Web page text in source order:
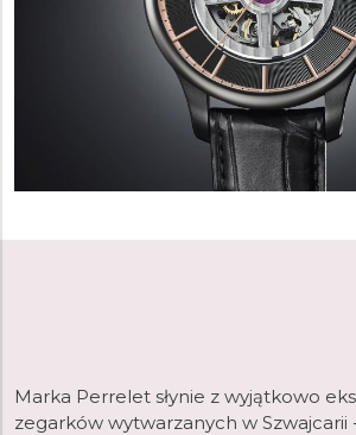
Marka Perrelet słynie z wyjątkowo
zegarków wytwarzanych w Szwajcarii